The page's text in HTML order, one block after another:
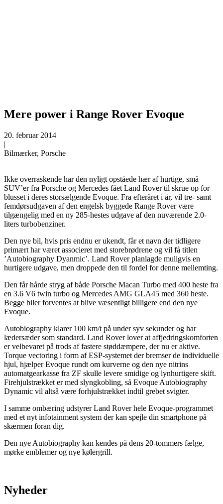
Mere power i Range Rover Evoque
20. februar 2014
|
Bilmærker, Porsche
Ikke overraskende har den nyligt opståede hær af hurtige, små
SUV’er fra Porsche og Mercedes fået Land Rover til skrue op for
blusset i deres storsælgende Evoque. Fra efteråret i år, vil tre- samt
femdørsudgaven af den engelsk byggede Range Rover være
tilgængelig med en ny 285-hestes udgave af den nuværende 2.0-
liters turbobenziner.
Den nye bil, hvis pris endnu er ukendt, får et navn der tidligere
primært har været associeret med storebrødrene og vil få titlen
’Autobiography Dyanmic’. Land Rover planlagde muligvis en
hurtigere udgave, men droppede den til fordel for denne mellemting.
Den får hårde stryg af både Porsche Macan Turbo med 400 heste fra
en 3.6 V6 twin turbo og Mercedes AMG GLA45 med 360 heste.
Begge biler forventes at blive væsentligt billigere end den nye
Evoque.
Autobiography klarer 100 km/t på under syv sekunder og har
lædersæder som standard. Land Rover lover at affjedringskomforten
er velbevaret på trods af fastere støddæmpere, der nu er aktive.
Torque vectoring i form af ESP-systemet der bremser de individuelle
hjul, hjælper Evoque rundt om kurverne og den nye nitrins
automatgearkasse fra ZF skulle levere smidige og lynhurtigere skift.
Firehjulstrækket er med slyngkobling, så Evoque Autobiography
Dynamic vil altså være forhjulstrækket indtil grebet svigter.
I samme ombæring udstyrer Land Rover hele Evoque-programmet
med et nyt infotainment system der kan spejle din smartphone på
skærmen foran dig.
Den nye Autobiography kan kendes på dens 20-tommers fælge,
mørke emblemer og nye kølergrill.
Nyheder